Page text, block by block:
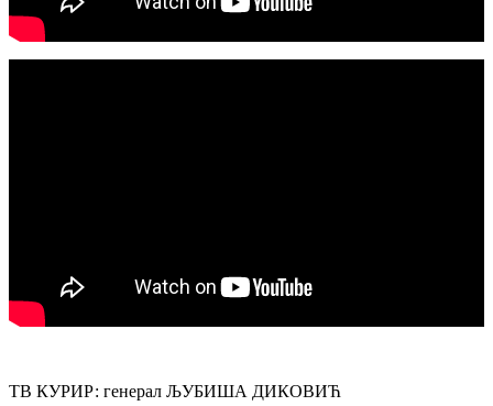
ТВ КУРИР: генерал ЉУБИША ДИКОВИЋ